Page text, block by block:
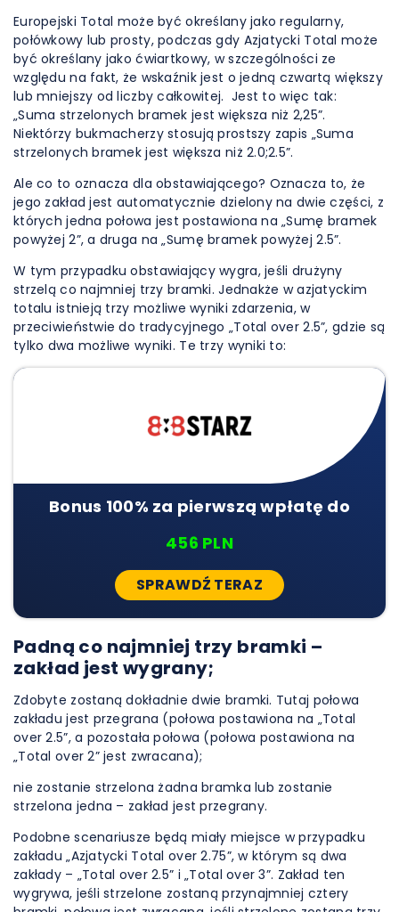
Europejski Total może być określany jako regularny,
połówkowy lub prosty, podczas gdy Azjatycki Total może
być określany jako ćwiartkowy, w szczególności ze
względu na fakt, że wskaźnik jest o jedną czwartą większy
lub mniejszy od liczby całkowitej. Jest to więc tak:
„Suma strzelonych bramek jest większa niż 2,25”.
Niektórzy bukmacherzy stosują prostszy zapis „Suma
strzelonych bramek jest większa niż 2.0;2.5”.
Ale co to oznacza dla obstawiającego? Oznacza to, że
jego zakład jest automatycznie dzielony na dwie części, z
których jedna połowa jest postawiona na „Sumę bramek
powyżej 2”, a druga na „Sumę bramek powyżej 2.5”.
W tym przypadku obstawiający wygra, jeśli drużyny
strzelą co najmniej trzy bramki. Jednakże w azjatyckim
totalu istnieją trzy możliwe wyniki zdarzenia, w
przeciwieństwie do tradycyjnego „Total over 2.5”, gdzie są
tylko dwa możliwe wyniki. Te trzy wyniki to:
Bonus 100% za pierwszą wpłatę do
456 PLN
SPRAWDŹ TERAZ
Padną co najmniej trzy bramki –
zakład jest wygrany;
Zdobyte zostaną dokładnie dwie bramki. Tutaj połowa
zakładu jest przegrana (połowa postawiona na „Total
over 2.5”, a pozostała połowa (połowa postawiona na
„Total over 2” jest zwracana);
nie zostanie strzelona żadna bramka lub zostanie
strzelona jedna – zakład jest przegrany.
Podobne scenariusze będą miały miejsce w przypadku
zakładu „Azjatycki Total over 2.75”, w którym są dwa
zakłady – „Total over 2.5” i „Total over 3”. Zakład ten
wygrywa, jeśli strzelone zostaną przynajmniej cztery